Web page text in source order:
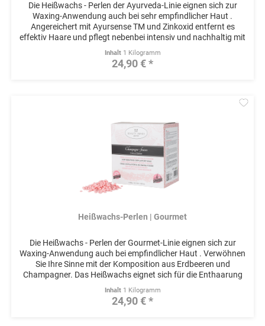
Die Heißwachs - Perlen der Ayurveda-Linie eignen sich zur
Waxing-Anwendung auch bei sehr empfindlicher Haut .
Angereichert mit Ayursense TM und Zinkoxid entfernt es
effektiv Haare und pflegt nebenbei intensiv und nachhaltig mit
einem...
Inhalt 1 Kilogramm
24,90 € *
Heißwachs-Perlen | Gourmet
Die Heißwachs - Perlen der Gourmet-Linie eignen sich zur
Waxing-Anwendung auch bei empfindlicher Haut . Verwöhnen
Sie Ihre Sinne mit der Komposition aus Erdbeeren und
Champagner. Das Heißwachs eignet sich für die Enthaarung
von sensiblen...
Inhalt 1 Kilogramm
24,90 € *